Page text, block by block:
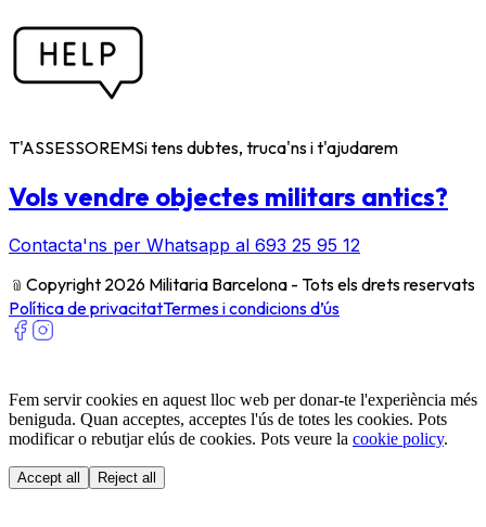
T'ASSESSOREMSi tens dubtes, truca'ns i t'ajudarem
Vols vendre objectes militars antics?
Contacta'ns per Whatsapp al 693 25 95 12
﹫ Copyright 2026 Militaria Barcelona - Tots els drets reservats
Política de privacitatTermes i condicions d’ús
Fem servir cookies en aquest lloc web per donar-te l'experiència més
beniguda. Quan acceptes, acceptes l'ús de totes les cookies. Pots
modificar o rebutjar elús de cookies. Pots veure la cookie policy.
Accept all Reject all